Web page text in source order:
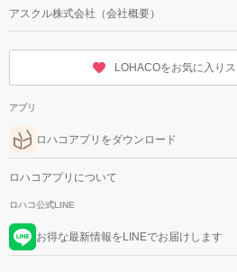
アスクル株式会社（会社概要）
LOHACOをお気に入り
アプリ
ロハコアプリをダウンロード
ロハコアプリについて
ロハコ公式LINE
お得な最新情報をLINEでお届けします